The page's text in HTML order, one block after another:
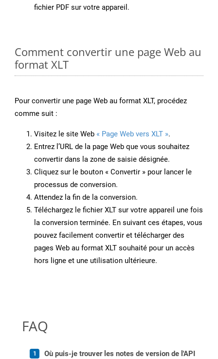
fichier PDF sur votre appareil.
Comment convertir une page Web au
format XLT
Pour convertir une page Web au format XLT, procédez
comme suit :
Visitez le site Web « Page Web vers XLT ».
Entrez l’URL de la page Web que vous souhaitez
convertir dans la zone de saisie désignée.
Cliquez sur le bouton « Convertir » pour lancer le
processus de conversion.
Attendez la fin de la conversion.
Téléchargez le fichier XLT sur votre appareil une fois
la conversion terminée. En suivant ces étapes, vous
pouvez facilement convertir et télécharger des
pages Web au format XLT souhaité pour un accès
hors ligne et une utilisation ultérieure.
FAQ
Où puis-je trouver les notes de version de l'API